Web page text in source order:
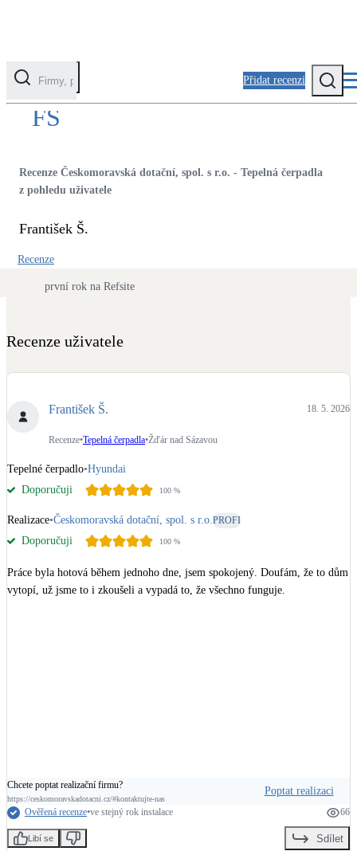
Přidat recenzi
Kategorie
Fotovoltaika
Zateplení
Solární termický systém
Na přípravu teplé vody i přitápění
Klimatizace
Tepelná čerpadla na chlazení
Větrání s rekuperací
Bateriové úložiště
Pouze velké BESS
FŠ
Recenze Českomoravská dotační, spol. s r.o. - Tepelná čerpadla
z pohledu uživatele
František Š.
Recenze
první rok na Refsite
Recenze uživatele
František Š. 18. 5. 2026
Recenze•Tepelná čerpadla•Žďár nad Sázavou
Tepelné čerpadlo•Hyundai
Doporučuji
100 %
Realizace•Českomoravská dotační, spol. s r.o.PROFI
Doporučuji 100 %
Práce byla hotová během jednoho dne, jsem spokojený. Doufám, že to dům
vytopí, už jsme to i zkoušeli a vypadá to, že všechno funguje.
Chcete poptat realizační firmu?
https://ceskomoravskadotacni.cz/#kontaktujte-nas
Poptat realizaci
Ověřená recenze•ve stejný rok instalace 66
Libí se Sdílet